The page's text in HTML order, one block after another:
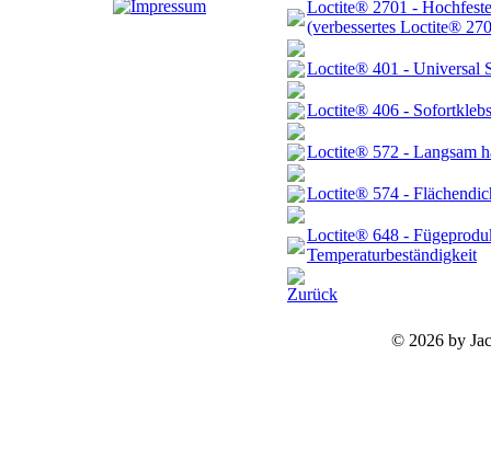
Loctite® 2701 -
(verbessertes Loctite®
Loctite® 401 - Universal
Loctite® 406 -
Loctite® 572 - Langsam
Loctite® 574 -
Loctite® 648 -
Temperaturbeständigkeit
Zurück
© 2026 by